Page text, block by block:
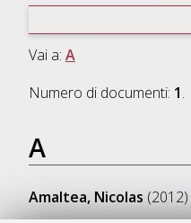
Vai a: A
Numero di documenti: 1.
A
Amaltea, Nicolas (2012)